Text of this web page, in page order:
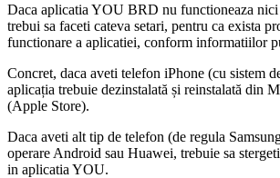
Daca aplicatia YOU BRD nu functioneaza nici
trebui sa faceti cateva setari, pentru ca exista
functionare a aplicatiei, conform informatiilor
Concret, daca aveti telefon iPhone (cu sistem
aplicația trebuie dezinstalată și reinstalată din
(Apple Store).
Daca aveti alt tip de telefon (de regula
operare Android sau Huawei, trebuie sa
in aplicatia YOU.